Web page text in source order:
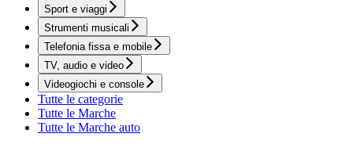
Sport e viaggi
Strumenti musicali
Telefonia fissa e mobile
TV, audio e video
Videogiochi e console
Tutte le categorie
Tutte le Marche
Tutte le Marche auto